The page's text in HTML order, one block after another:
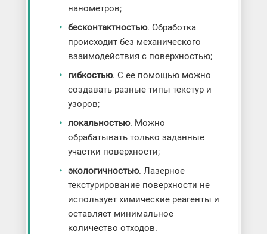
нанометров;
бесконтактностью. Обработка
происходит без механического
взаимодействия с поверхностью;
гибкостью. С ее помощью можно
создавать разные типы текстур и
узоров;
локальностью. Можно
обрабатывать только заданные
участки поверхности;
экологичностью. Лазерное
текстурирование поверхности не
использует химические реагенты и
оставляет минимальное
количество отходов.